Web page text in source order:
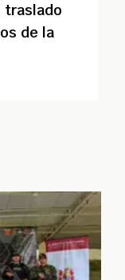
traslado
de la